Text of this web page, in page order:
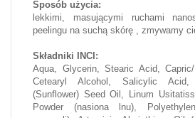
Sposób użycia:
lekkimi, masującymi ruchami
peelingu na suchą skórę , zmywamy
Składniki INCI:
Aqua, Glycerin, Stearic Acid,
Cetearyl Alcohol, Salicylic Acid,
(Sunflower) Seed Oil, Linum
Powder (nasiona lnu),